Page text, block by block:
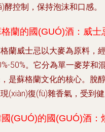
酵控制，保持泡沫和口感。
蘭的國(GUÓ)酒：威士
蘭威士忌以大麥為原料，
50%。它分為單一麥芽和
是蘇格蘭文化的核心。脫
(xiàn)復(fù)雜香氣，受到
(GUÓ)的國(GUÓ)酒：